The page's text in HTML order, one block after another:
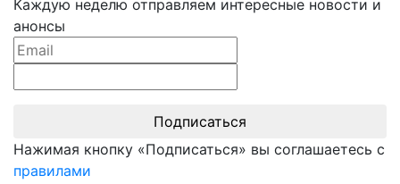
Каждую неделю отправляем интересные новости и
анонсы
Подписаться
Нажимая кнопку «Подписаться» вы соглашаетесь с
правилами